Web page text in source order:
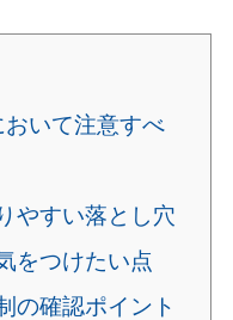
おいて注意すべ
やすい落とし穴
をつけたい点
の確認ポイント